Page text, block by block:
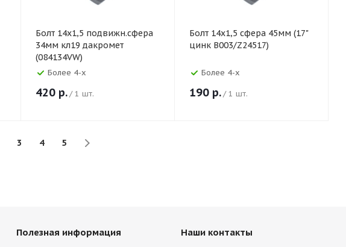
Болт 14х1,5 подвижн.сфера
34мм кл19 дакромет
(084134VW)
Более 4-х
420 р./ 1 шт.
Болт 14х1,5 сфера 45мм (17"
цинк B003/Z24517)
Более 4-х
190 р./ 1 шт.
3 4 5
Полезная информация Наши контакты